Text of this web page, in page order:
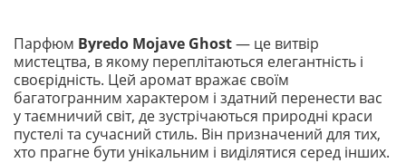
Парфюм Byredo Mojave Ghost— це витвір
мистецтва, в якому переплітаються елегантність і
своєрідність. Цей аромат вражає своїм
багатогранним характером і здатний перенести вас
у таємничий світ, де зустрічаються природні краси
пустелі та сучасний стиль. Він призначений для тих,
хто прагне бути унікальним і виділятися серед інших.